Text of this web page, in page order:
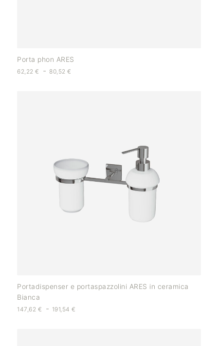
Porta phon ARES
62,22 € - 80,52€
Portadispenser e portaspazzolini ARES in ceramica
Bianca
147,62 € - 191,54€